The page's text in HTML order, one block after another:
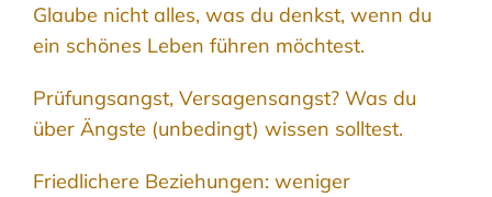
Glaube nicht alles, was du denkst, wenn du
ein schönes Leben führen möchtest.
Prüfungsangst, Versagensangst? Was du
über Ängste (unbedingt) wissen solltest.
Friedlichere Beziehungen: weniger